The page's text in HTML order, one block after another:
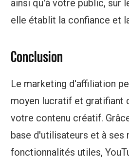
ainsi qu'à votre public, sur
elle établit la confiance et
Conclusion
Le marketing d'affiliation
moyen lucratif et gratifiant
votre contenu créatif.
base d'utilisateurs et à ses
fonctionnalités utiles,